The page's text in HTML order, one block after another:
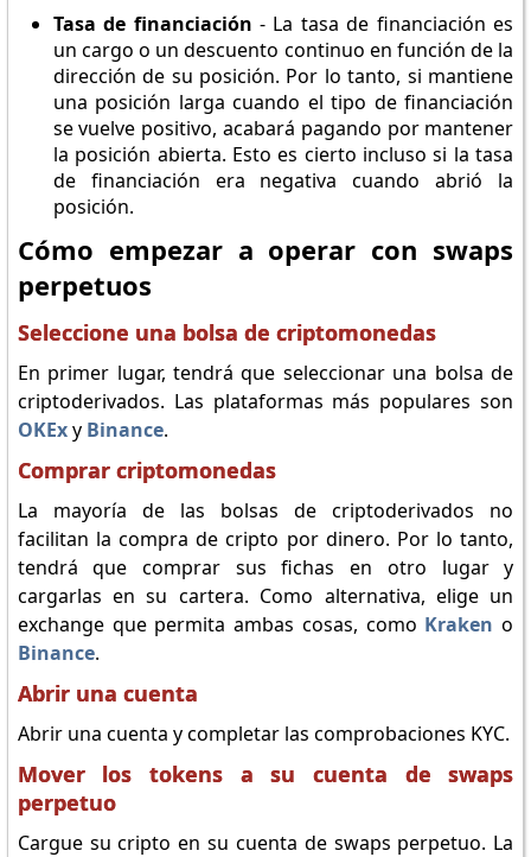
Tasa de financiación - La tasa de financiación es
un cargo o un descuento continuo en función de la
dirección de su posición. Por lo tanto, si mantiene
una posición larga cuando el tipo de financiación
se vuelve positivo, acabará pagando por mantener
la posición abierta. Esto es cierto incluso si la tasa
de financiación era negativa cuando abrió la
posición.
Cómo empezar a operar con swaps
perpetuos
Seleccione una bolsa de criptomonedas
En primer lugar, tendrá que seleccionar una bolsa de
criptoderivados. Las plataformas más populares son
OKExy Binance.
Comprar criptomonedas
La mayoría de las bolsas de criptoderivados no
facilitan la compra de cripto por dinero. Por lo tanto,
tendrá que comprar sus fichas en otro lugar y
cargarlas en su cartera. Como alternativa, elige un
exchange que permita ambas cosas, como Kraken o
Binance.
Abrir una cuenta
Abrir una cuenta y completar las comprobaciones KYC.
Mover los tokens a su cuenta de swaps
perpetuo
Cargue su cripto en su cuenta de swaps perpetuo. La